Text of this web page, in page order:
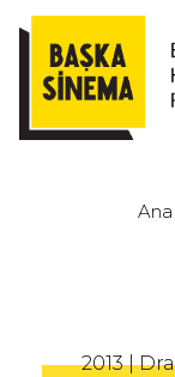
2013 |